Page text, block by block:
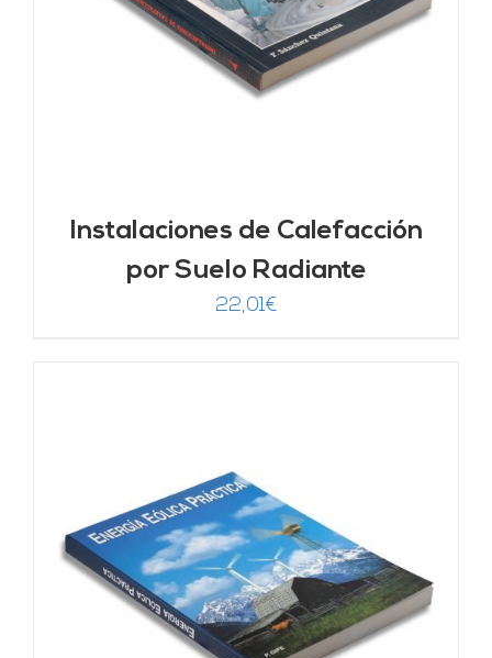
Instalaciones de Calefacción
por Suelo Radiante
22,01€